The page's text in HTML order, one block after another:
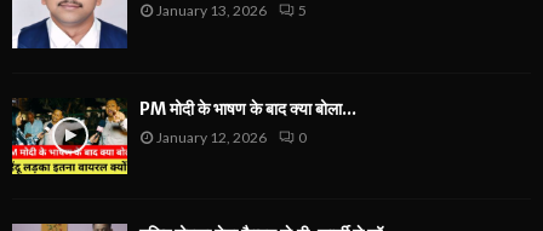
January 13, 2026 5
PM मोदी के भाषण के बाद क्या बोला...
January 12, 2026 0